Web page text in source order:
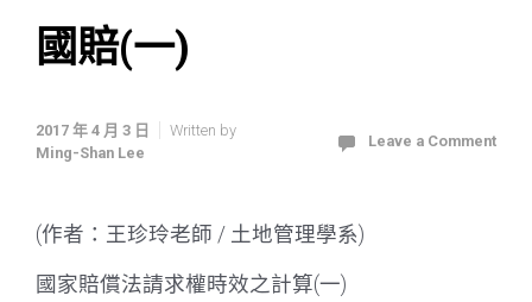
國賠(一)
2017 年 4 月 3 日
Written by
Ming-Shan Lee
Leave a Comment
(作者：王珍玲老師 / 土地管理學系)
國家賠償法請求權時效之計算(一)